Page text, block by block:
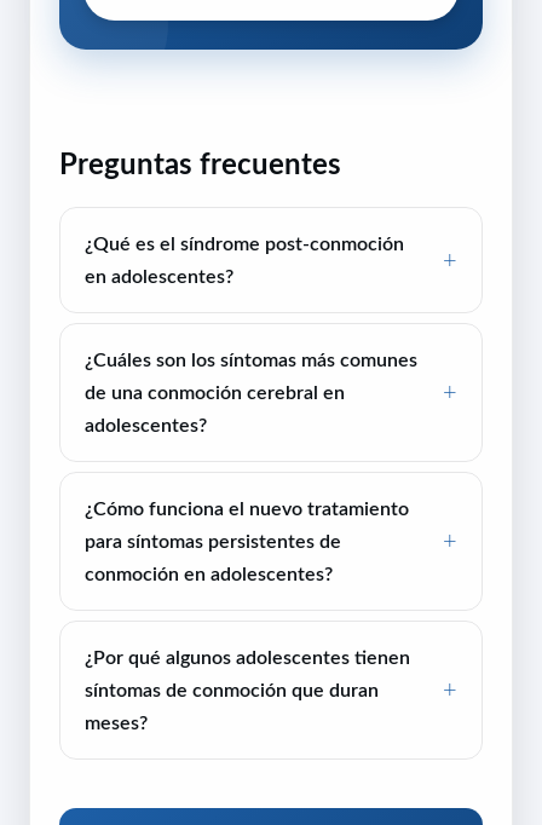
Preguntas frecuentes
¿Qué es el síndrome post-conmoción
en adolescentes?
¿Cuáles son los síntomas más comunes
de una conmoción cerebral en
adolescentes?
¿Cómo funciona el nuevo tratamiento
para síntomas persistentes de
conmoción en adolescentes?
¿Por qué algunos adolescentes tienen
síntomas de conmoción que duran
meses?